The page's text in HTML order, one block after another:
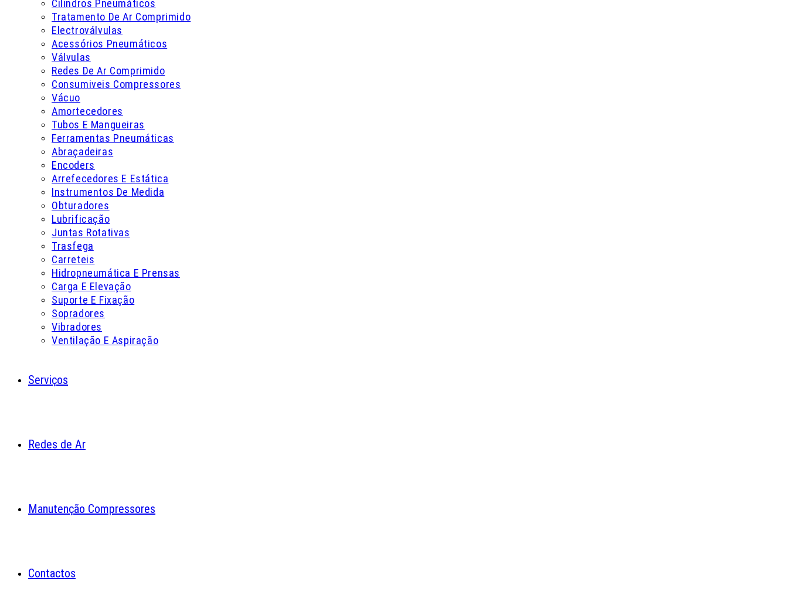
Cilindros Pneumáticos
Tratamento De Ar Comprimido
Electroválvulas
Acessórios Pneumáticos
Válvulas
Redes De Ar Comprimido
Consumiveis Compressores
Vácuo
Amortecedores
Tubos E Mangueiras
Ferramentas Pneumáticas
Abraçadeiras
Encoders
Arrefecedores E Estática
Instrumentos De Medida
Obturadores
Lubrificação
Juntas Rotativas
Trasfega
Carreteis
Hidropneumática E Prensas
Carga E Elevação
Suporte E Fixação
Sopradores
Vibradores
Ventilação E Aspiração
Serviços
Redes de Ar
Manutenção Compressores
Contactos